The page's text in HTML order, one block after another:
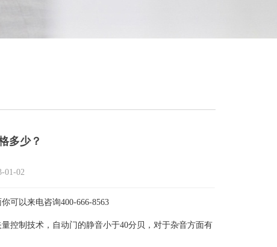
多少？
01-02
可以来电咨询400-666-8563
控制技术，自动门的静音小于40分贝，对于杂音方面有